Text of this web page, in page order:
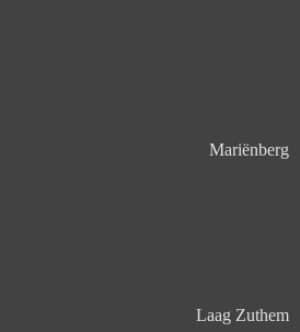
Mariënberg
Laag Zuthem